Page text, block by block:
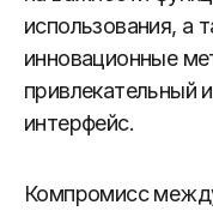
использования, а
инновационные
привлекательный
интерфейс.
Компромисс